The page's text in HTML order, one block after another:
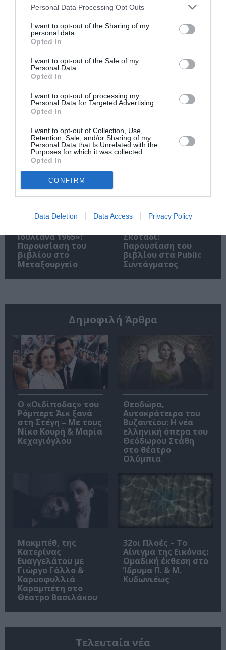
Personal Data Processing Opt Outs
I want to opt-out of the Sharing of my
personal data.
Opted In
I want to opt-out of the Sale of my
Personal Data.
Opted In
I want to opt-out of processing my
Personal Data for Targeted Advertising.
Opted In
I want to opt-out of Collection, Use,
Retention, Sale, and/or Sharing of my
Personal Data that Is Unrelated with the
Purposes for which it was collected.
Opted In
CONFIRM
Data Deletion Data Access Privacy Policy
Σχετικά Άρθρα
Η μακρά λίστα με
τις υποψηφιότητες
για το Βραβείο
Booker 2026
Έκθεση Βιβλίου
«Παρεμποδίζοντας
Ιουλιανά 1965»:
Παρουσίαση του
βιβλίου στο
Μεταξουργείο
Σπύρος Κακατσάκης
Σκοτάδι:
Παρουσίαση του
βιβλίου στα Public
Συντάγματος
Δημοφιλή Άρθρα
O «Οιδίποδας» του
Ρόμπερτ Άικ ξανά
στη Στέγη – Με τους
Νίκο Κουρή & Μαρία
Κεχαγιόγλου
Θεοδώρα,
Αυτοκράτειρα του
Βυζαντίου: Η νέα
ελληνική όπερα του
Θεόδωρου Στάθη
στο θέατρο
Ολύμπια
Μακμπέθ, της
Κατερίνας
Ευαγγελάτου με
Γιώργο Γάλλο &
Καρυοφυλλιά
Καραμπέτη στο
Θέατρο Βασιλάκου
32οι Πλοές – Το
Αίνιγμα της Εικόνας:
Ομαδική έκθεση στο
Ίδρυμα Π. & Μ.
Κυδωνιέως
Τελευταία νέα